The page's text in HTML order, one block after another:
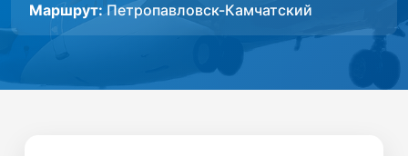
Маршрут:Петропавловск-Камчатский